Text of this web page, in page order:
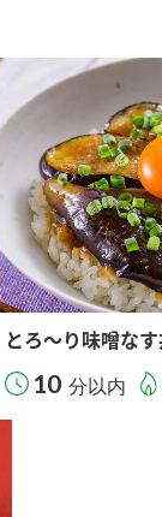
とろ～り味噌な
10 分以内